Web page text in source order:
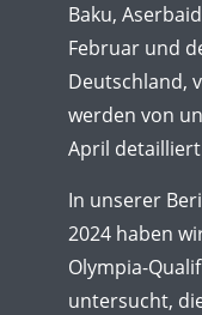
Baku,
Februar und
Deutschland,
werden von
April
In unserer
2024 haben
Olympia-
untersucht,